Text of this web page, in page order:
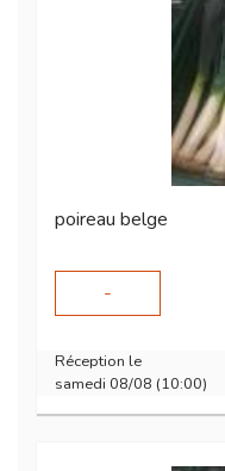
poireau belge
-
Réception le
samedi 08/08 (10:00)